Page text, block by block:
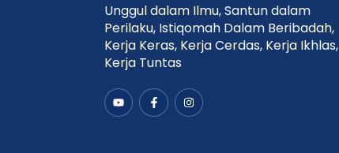
Unggul dalam Ilmu, Santun dalam
Perilaku, Istiqomah Dalam Beribadah,
Kerja Keras, Kerja Cerdas, Kerja Ikhlas,
Kerja Tuntas
Y
o
u
t
F
a
c
e
I
n
s
t